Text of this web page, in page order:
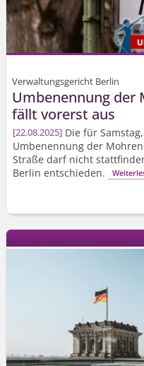
Verwaltungsgericht Berlin
Umbenennung der
fällt vorerst aus
22.08.2025 Die für
Umbenennung der
Straße darf nicht
Berlin entschieden.